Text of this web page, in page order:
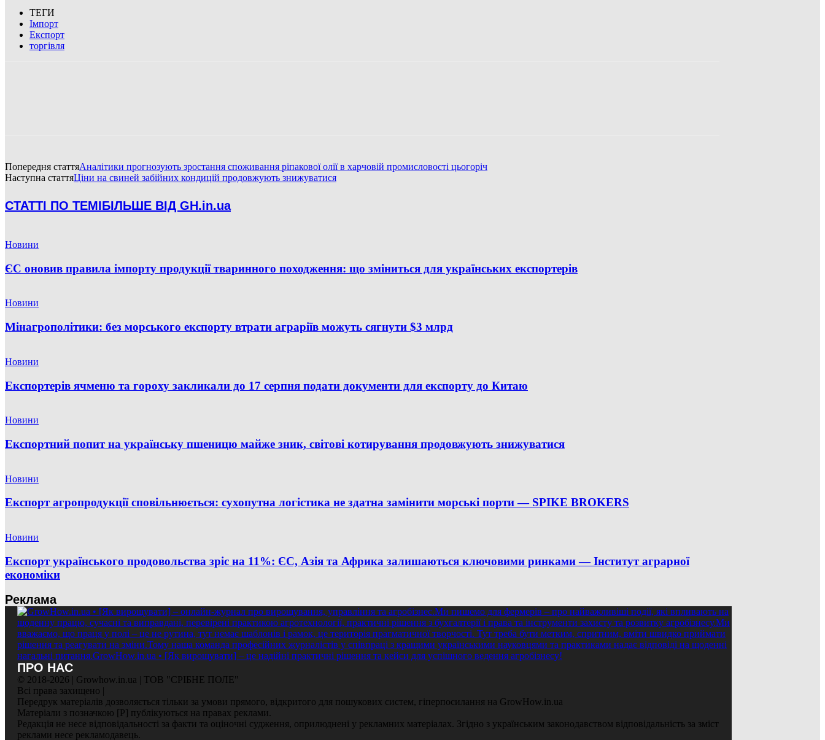
ТЕГИ
Імпорт
Експорт
торгівля
Попередня статтяАналітики прогнозують зростання споживання ріпакової олії в харчовій промисловості цьогоріч
Наступна статтяЦіни на свиней забійних кондицій продовжують знижуватися
СТАТТІ ПО ТЕМІБІЛЬШЕ ВІД GH.in.ua
Новини
ЄС оновив правила імпорту продукції тваринного походження: що зміниться для українських експортерів
Новини
Мінагрополітики: без морського експорту втрати аграріїв можуть сягнути $3 млрд
Новини
Експортерів ячменю та гороху закликали до 17 серпня подати документи для експорту до Китаю
Новини
Експортний попит на українську пшеницю майже зник, світові котирування продовжують знижуватися
Новини
Експорт агропродукції сповільнюється: сухопутна логістика не здатна замінити морські порти — SPIKE BROKERS
Новини
Експорт українського продовольства зріс на 11%: ЄС, Азія та Африка залишаються ключовими ринками — Інститут аграрної
економіки
Реклама
ПРО НАС
© 2018-2026 | Growhow.in.ua | ТОВ "СРІБНЕ ПОЛЕ"
Всі права захищено |
Передрук матеріалів дозволяється тільки за умови прямого, відкритого для пошукових систем, гіперпосилання на GrowHow.in.ua
Матеріали з позначкою [Р] публікуються на правах реклами.
Редакція не несе відповідальності за факти та оціночні судження, оприлюднені у рекламних матеріалах. Згідно з українським законодавством відповідальність за зміст
реклами несе рекламодавець.